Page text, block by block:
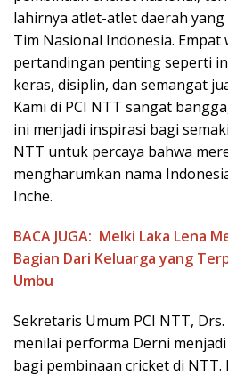
lahirnya atlet-atlet daerah
Tim Nasional Indonesia. Empat
pertandingan penting seperti
keras, disiplin, dan semangat
Kami di PCI NTT sangat
ini menjadi inspirasi bagi
NTT untuk percaya bahwa
mengharumkan nama
Inche.
BACA JUGA: Melki Laka Lena
Bagian Dari Keluarga yang
Umbu
Sekretaris Umum PCI NTT, Drs.
menilai performa Derni
bagi pembinaan cricket di